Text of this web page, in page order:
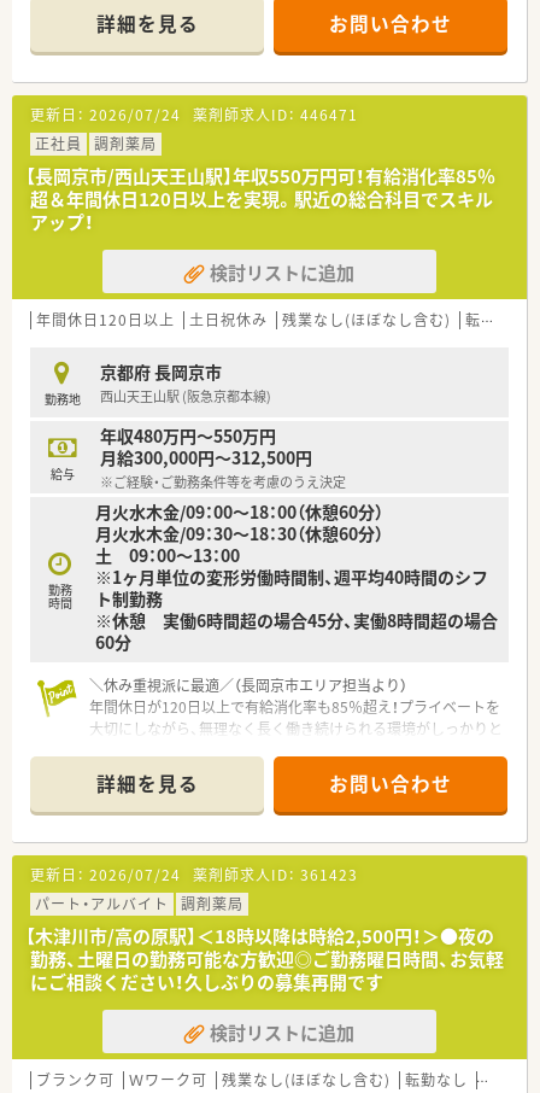
急なお休みなども関連の薬局様から応援があり、体制が整って
いる薬局です
・代表が現場に入っており、従業員のことを優先に考えており、働
きやすい職場です
・内科の処方箋をメインに呼吸器科, 循環器科, 消化器科,糖尿病
内科,腎臓内科の処方箋を応需しています
・施設在宅の対応もありスキルアップをお考えの方にもオススメ
です
詳細を見る お問い合わせ
更新日： 2026/07/24 薬剤師求人ID： 446471
正社員
調剤薬局
【長岡京市/西山天王山駅】年収550万円可！有給消化率85％
超＆年間休日120日以上を実現。駅近の総合科目でスキル
アップ！
検討リストに追加
年間休日120日以上 土日祝休み 残業なし(ほぼなし含む) 転勤なし
勤務地
京都府 長岡京市
西山天王山駅 (阪急京都本線)
給与
年収480万円～550万円
月給300,000円～312,500円
※ご経験・ご勤務条件等を考慮のうえ決定
勤務
時間
月火水木金/09：00～18：00（休憩60分）
月火水木金/09：30～18：30（休憩60分）
土 09：00～13：00
※1ヶ月単位の変形労働時間制、週平均40時間のシフ
ト制勤務
※休憩 実働6時間超の場合45分、実働8時間超の場合
60分
＼休み重視派に最適／（長岡京市エリア担当より）
年間休日が120日以上で有給消化率も85％超え！プライベートを
大切にしながら、無理なく長く働き続けられる環境がしっかりと
【店舗情報と応需状況について】
■阪急京都本線の西山天王山駅から徒歩7分と近く、電車での通
勤が非常にスムーズで便利な立地にある薬局です。
■近隣にある総合病院の門前に位置しており、1日に40枚から50
枚程度の処方箋を総合科目から広く受けています。
■薬剤師は正社員5名の手厚い体制で運営されており、一人ひと
りがゆとりを持って丁寧な服薬指導に注力できます。
【募集背景と求める人物像について】
■店舗の体制強化を目的とした正社員の増員募集であり、意欲を
持って業務に取り組める新しい仲間を求めています。
■素直で協調性を大切にできる方を歓迎しており、チームワーク
を重視して周囲と協力しながら働ける方が理想です。
■若手からベテランまで幅広い層が活躍できる環境で、長く安定
詳細を見る お問い合わせ
更新日： 2026/07/24 薬剤師求人ID： 361423
パート・アルバイト
調剤薬局
【木津川市/高の原駅】＜18時以降は時給2,500円！＞●夜の
勤務、土曜日の勤務可能な方歓迎◎ご勤務曜日時間、お気軽
にご相談ください！久しぶりの募集再開です
検討リストに追加
ブランク可 Ｗワーク可 残業なし(ほぼなし含む) 転勤なし 車通勤